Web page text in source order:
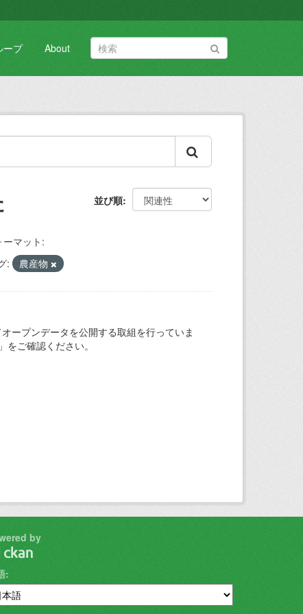
ープ About
並び順
ーマット:
: 農産物
ープンデータを公開する取組を行っていま
ご確認ください。
by